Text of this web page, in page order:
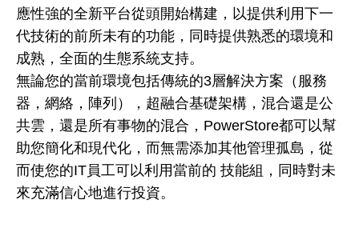
應性強的全新平台從頭開始構建，以提供利用下一
代技術的前所未有的功能，同時提供熟悉的環境和
成熟，全面的生態系統支持。
無論您的當前環境包括傳統的3層解決方案（服務
器，網絡，陣列），超融合基礎架構，混合還是公
共雲，還是所有事物的混合，PowerStore都可以幫
助您簡化和現代化，而無需添加其他管理孤島，從
而使您的IT員工可以利用當前的 技能組，同時對未
來充滿信心地進行投資。